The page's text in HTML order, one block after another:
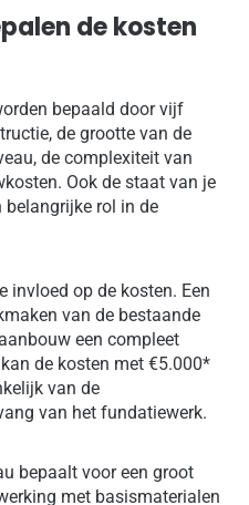
de kosten
bepaald door vijf
de grootte van de
de complexiteit van
Ook de staat van je
belangrijke rol in de
invloed op de kosten. Een
van de bestaande
een compleet
de kosten met €5.000*
van de
van het fundatiewerk.
bepaalt voor een groot
met basismaterialen